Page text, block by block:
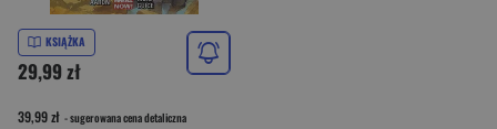
KSIĄŻKA
29,99 zł
39,99 zł - sugerowana cena detaliczna